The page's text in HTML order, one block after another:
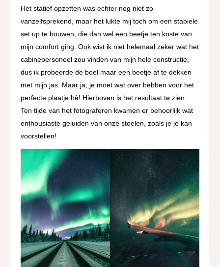
Het statief opzetten was echter nog niet zo
vanzelfsprekend, maar het lukte mij toch om een stabiele
set up te bouwen, die dan wel een beetje ten koste van
mijn comfort ging. Ook wist ik niet helemaal zeker wat het
cabinepersoneel zou vinden van mijn hele constructie,
dus ik probeerde de boel maar een beetje af te dekken
met mijn jas. Maar ja, je moet wat over hebben voor het
perfecte plaatje hè! Hierboven is het resultaat te zien.
Ten tijde van het fotograferen kwamen er behoorlijk wat
enthousiaste geluiden van onze stoelen, zoals je je kan
voorstellen!